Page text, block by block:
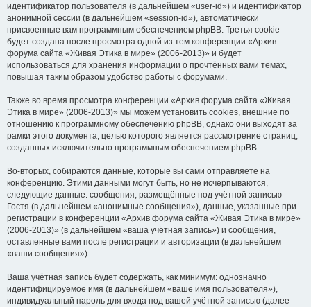
идентификатор пользователя (в дальнейшем «user-id») и идентификатор
анонимной сессии (в дальнейшем «session-id»), автоматически
присвоенные вам программным обеспечением phpBB. Третья cookie
будет создана после просмотра одной из тем конференции «Архив
форума сайта «Живая Этика в мире» (2006-2013)» и будет
использоваться для хранения информации о прочтённых вами темах,
повышая таким образом удобство работы с форумами.
Также во время просмотра конференции «Архив форума сайта «Живая
Этика в мире» (2006-2013)» мы можем установить cookies, внешние по
отношению к программному обеспечению phpBB, однако они выходят за
рамки этого документа, целью которого является рассмотрение страниц,
созданных исключительно программным обеспечением phpBB.
Во-вторых, собираются данные, которые вы сами отправляете на
конференцию. Этими данными могут быть, но не исчерпываются,
следующие данные: сообщения, размещённые под учётной записью
Гостя (в дальнейшем «анонимные сообщения»), данные, указанные при
регистрации в конференции «Архив форума сайта «Живая Этика в мире»
(2006-2013)» (в дальнейшем «ваша учётная запись») и сообщения,
оставленные вами после регистрации и авторизации (в дальнейшем
«ваши сообщения»).
Ваша учётная запись будет содержать, как минимум: однозначно
идентифицируемое имя (в дальнейшем «ваше имя пользователя»),
индивидуальный пароль для входа под вашей учётной записью (далее